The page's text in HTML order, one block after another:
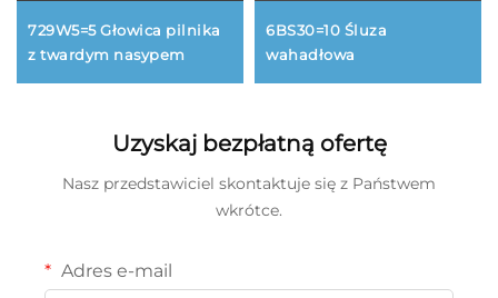
729W5=5 Głowica pilnika
z twardym nasypem
6BS30=10 Śluza
wahadłowa
Uzyskaj bezpłatną ofertę
Nasz przedstawiciel skontaktuje się z Państwem
wkrótce.
Adres e-mail